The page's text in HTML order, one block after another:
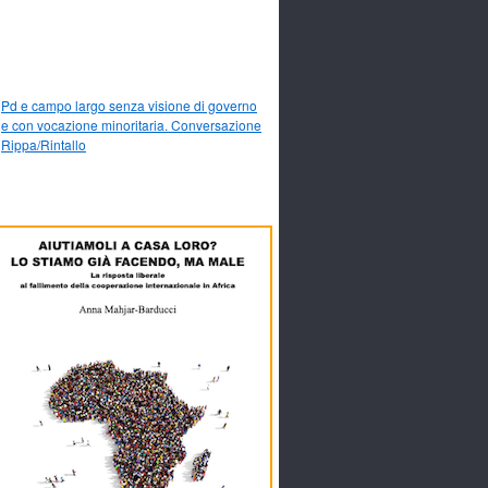
Pd e campo largo senza visione di governo
e con vocazione minoritaria. Conversazione
Rippa/Rintallo